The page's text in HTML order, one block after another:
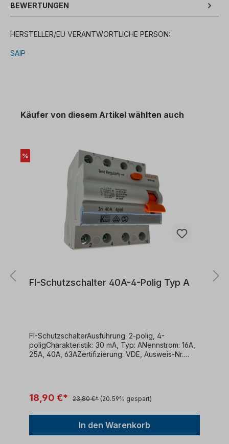
BEWERTUNGEN
HERSTELLER/EU VERANTWORTLICHE PERSON:
SAIP
Käufer von diesem Artikel wählten auch
%
FI-Schutzschalter 40A-4-Polig Typ A
FI-SchutzschalterAusführung: 2-polig, 4-
poligCharakteristik: 30 mA, Typ: ANennstrom: 16A,
25A, 40A, 63AZertifizierung: VDE, Ausweis-Nr.
1:1994+A11:1998
18,90 €* 23,80 €* (20.59% gespart)
In den Warenkorb